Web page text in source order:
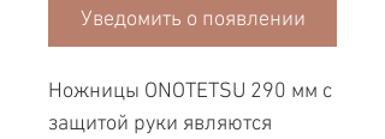
Уведомить о появлении
Ножницы ONOTETSU 290 мм с
защитой руки являются